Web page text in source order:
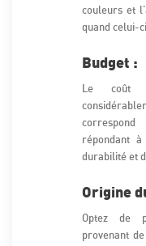
couleurs et
quand celui-
Budget :
Le coût
répondant
durabilité et
Origine
Optez de
provenant